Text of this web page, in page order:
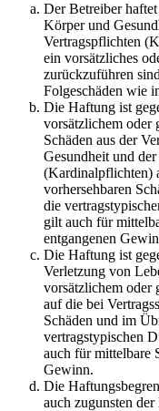
Der Betreiber
Körper und
Vertragspflichten
ein vorsätzliches
zurückzuführen
Folgeschäden wie
Die Haftung ist
vorsätzlichem oder
Schäden aus der
Gesundheit und
(Kardinalpflichten)
vorhersehbaren
die
gilt auch für
entgangenen
Die Haftung ist
Verletzung von
vorsätzlichem oder
auf die bei
Schäden und im
vertragstypischen
auch für mittelbare
Gewinn.
Die
auch zugunsten